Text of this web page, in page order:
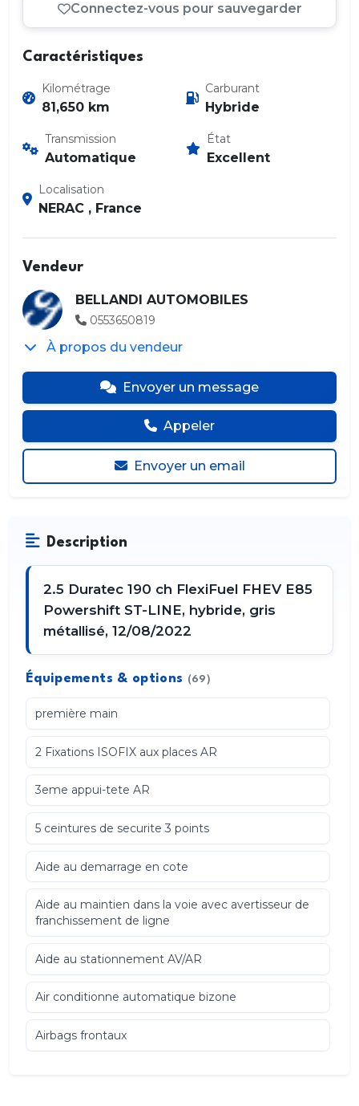
Connectez-vous pour sauvegarder
Caractéristiques
Kilométrage
81,650 km
Carburant
Hybride
Transmission
Automatique
État
Excellent
Localisation
NERAC , France
Vendeur
BELLANDI AUTOMOBILES
0553650819
À propos du vendeur
Envoyer un message
Appeler
Envoyer un email
Description
2.5 Duratec 190 ch FlexiFuel FHEV E85
Powershift ST-LINE, hybride, gris
métallisé, 12/08/2022
Équipements & options (69)
première main
2 Fixations ISOFIX aux places AR
3eme appui-tete AR
5 ceintures de securite 3 points
Aide au demarrage en cote
Aide au maintien dans la voie avec avertisseur de
franchissement de ligne
Aide au stationnement AV/AR
Air conditionne automatique bizone
Airbags frontaux